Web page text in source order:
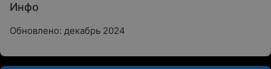
Инфо
Обновлено: декабрь 2024